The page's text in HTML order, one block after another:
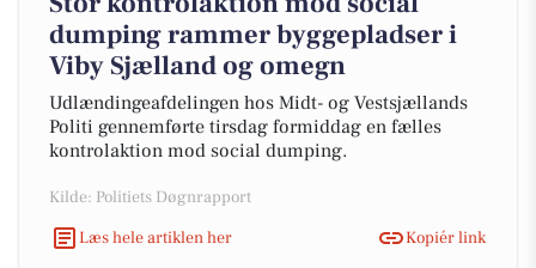
dumping rammer byggepladser i
Viby Sjælland og omegn
Udlændingeafdelingen hos Midt- og Vestsjællands
Politi gennemførte tirsdag formiddag en fælles
kontrolaktion mod social dumping.
Kilde: Politiets Døgnrapport
Læs hele artiklen her
Kopiér link